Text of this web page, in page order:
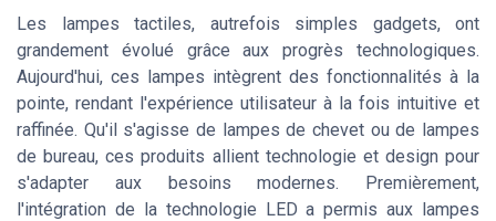
Les lampes tactiles, autrefois simples gadgets, ont
grandement évolué grâce aux progrès technologiques.
Aujourd'hui, ces lampes intègrent des fonctionnalités à la
pointe, rendant l'expérience utilisateur à la fois intuitive et
raffinée. Qu'il s'agisse de lampes de chevet ou de lampes
de bureau, ces produits allient technologie et design pour
s'adapter aux besoins modernes. Premièrement,
l'intégration de la technologie LED a permis aux lampes